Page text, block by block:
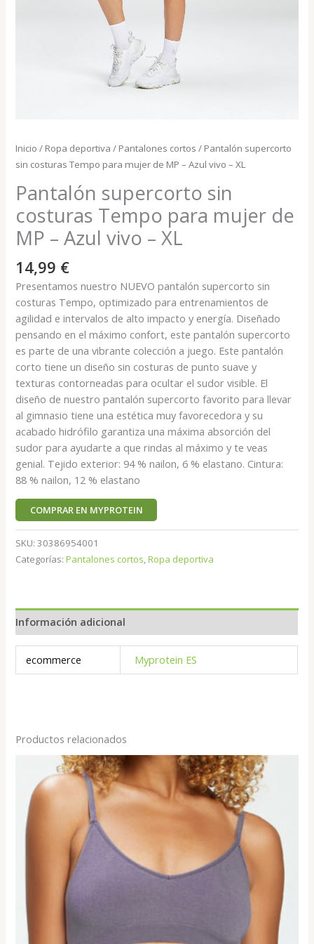
Inicio / Ropa deportiva / Pantalones cortos / Pantalón supercorto
sin costuras Tempo para mujer de MP – Azul vivo – XL
Pantalón supercorto sin
costuras Tempo para mujer de
MP – Azul vivo – XL
14,99 €
Presentamos nuestro NUEVO pantalón supercorto sin
costuras Tempo, optimizado para entrenamientos de
agilidad e intervalos de alto impacto y energía. Diseñado
pensando en el máximo confort, este pantalón supercorto
es parte de una vibrante colección a juego. Este pantalón
corto tiene un diseño sin costuras de punto suave y
texturas contorneadas para ocultar el sudor visible. El
diseño de nuestro pantalón supercorto favorito para llevar
al gimnasio tiene una estética muy favorecedora y su
acabado hidrófilo garantiza una máxima absorción del
sudor para ayudarte a que rindas al máximo y te veas
genial. Tejido exterior: 94 % nailon, 6 % elastano. Cintura:
88 % nailon, 12 % elastano
COMPRAR EN MYPROTEIN
SKU:30386954001
Categorías:Pantalones cortos,Ropa deportiva
Información adicional
ecommerce Myprotein ES
Productos relacionados